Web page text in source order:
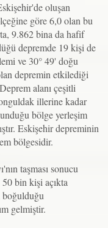
oluşan
göre 6,0 olan bu
9.862 bina da hafif
depremde 19 kişi de
ve 30° 49' doğu
depremin etkilediği
alanı çeşitli
illerine kadar
bölge yerleşim
Eskişehir depreminin
bölgesidir.
taşması sonucu
bin kişi açıkta
boğulduğu
gelmiştir.